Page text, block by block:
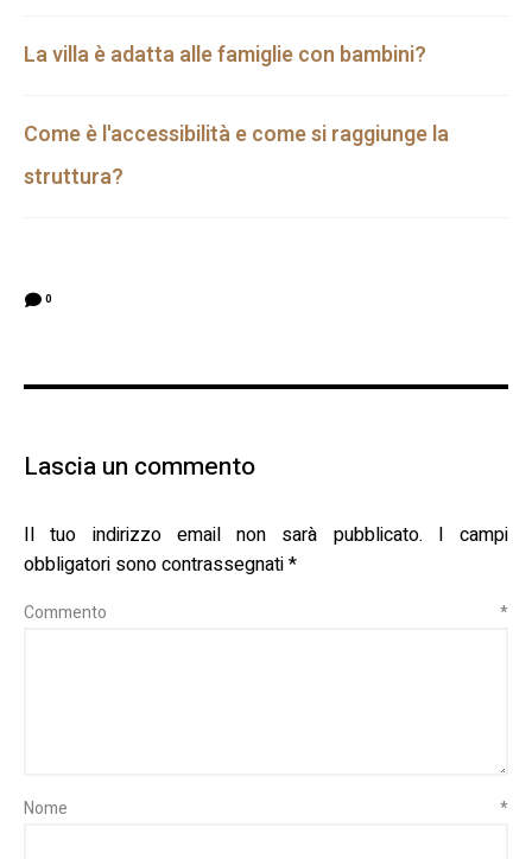
La villa è adatta alle famiglie con bambini?
Come è l'accessibilità e come si raggiunge la
struttura?
0
Lascia un commento
Il tuo indirizzo email non sarà pubblicato.
I campi
obbligatori sono contrassegnati*
Commento *
Nome *